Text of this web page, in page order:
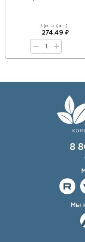
Цена (шт):
274.49 ₽
8
Мы